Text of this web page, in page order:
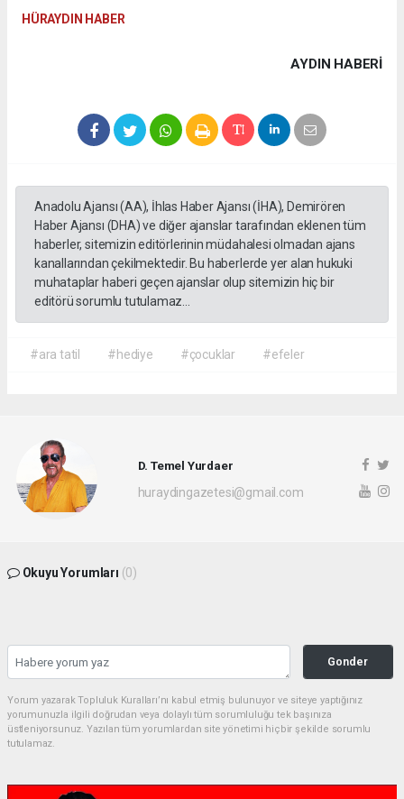
HÜRAYDIN HABER
AYDIN HABERİ
Anadolu Ajansı (AA), İhlas Haber Ajansı (İHA), Demirören
Haber Ajansı (DHA) ve diğer ajanslar tarafından eklenen tüm
haberler, sitemizin editörlerinin müdahalesi olmadan ajans
kanallarından çekilmektedir. Bu haberlerde yer alan hukuki
muhataplar haberi geçen ajanslar olup sitemizin hiç bir
editörü sorumlu tutulamaz...
#ara tatil #hediye #çocuklar #efeler
D. Temel Yurdaer
huraydingazetesi@gmail.com
Okuyu Yorumları (0)
Gonder
Yorum yazarak Topluluk Kuralları’nı kabul etmiş bulunuyor ve siteye yaptığınız
yorumunuzla ilgili doğrudan veya dolaylı tüm sorumluluğu tek başınıza
üstleniyorsunuz. Yazılan tüm yorumlardan site yönetimi hiçbir şekilde sorumlu
tutulamaz.